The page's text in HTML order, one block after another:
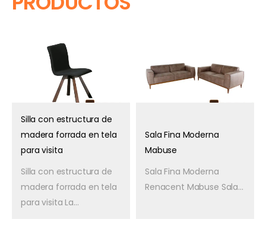
Silla con estructura de
madera forrada en tela
para visita
Silla con estructura de
madera forrada en tela
para visita La...
Sala Fina Moderna
Mabuse
Sala Fina Moderna
Renacent Mabuse Sala...